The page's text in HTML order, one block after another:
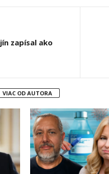
zapísal ako
VIAC OD AUTORA